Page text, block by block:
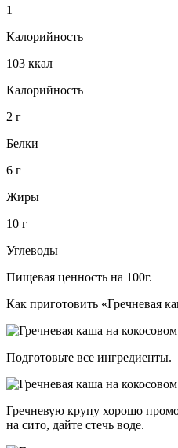
1
Калорийность
103 ккал
Калорийность
2 г
Белки
6 г
Жиры
10 г
Углеводы
Пищевая ценность на 100г.
Как приготовить «Гречневая
Подготовьте все ингредиенты.
Гречневую крупу хорошо
на сито, дайте стечь воде.